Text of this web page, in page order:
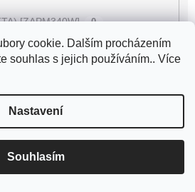
cookie. Dalším procházením
souhlas s jejich používáním.. Více
Nastavení
Souhlasím
[ZAPM340W] 0
(NAFTA) [ZAPM340W] 0